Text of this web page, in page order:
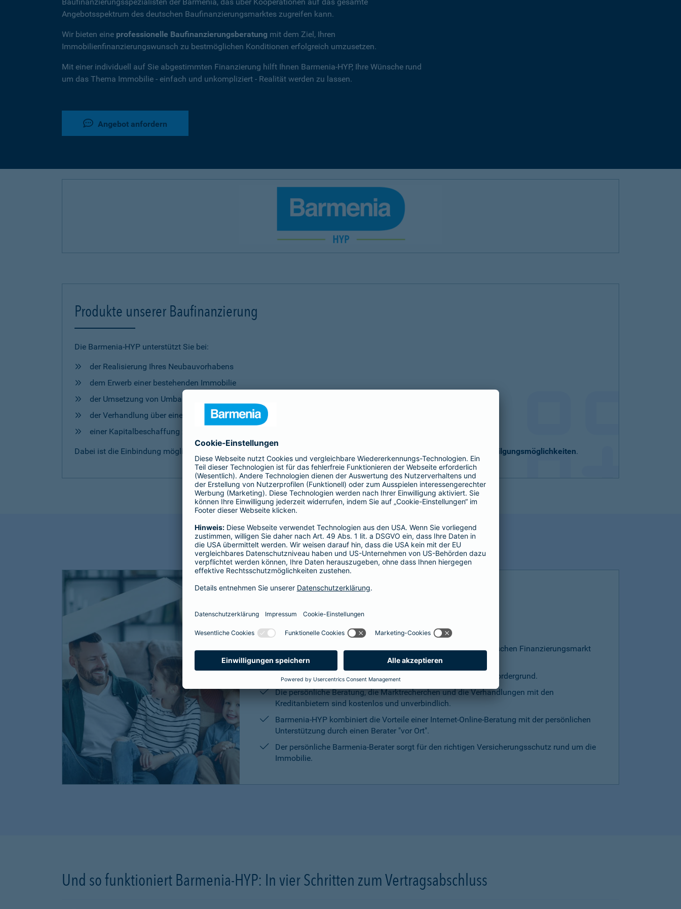
Angebotsspektrum des deutschen Baufinanzierungsmarktes zugreifen kann.
Wir bieten eine professionelle Baufinanzierungsberatung mit dem Ziel, Ihren
Immobilienfinanzierungswunsch zu bestmöglichen Konditionen erfolgreich umzusetzen.
Mit einer individuell auf Sie abgestimmten Finanzierung hilft Ihnen Barmenia-HYP, Ihre Wünsche rund
um das Thema Immobilie - einfach und unkompliziert - Realität werden zu lassen.
Angebot anfordern
Produkte unserer Baufinanzierung
Die Barmenia-HYP unterstützt Sie bei:
der Realisierung Ihres Neubauvorhabens
dem Erwerb einer bestehenden Immobilie
der Umsetzung von Umbau- und Modernisierungsmaßnahmen
der Verhandlung über eine Anschlussfinanzierung bei Ihrer Bank
einer Kapitalbeschaffung zur freien Verwendung
Dabei ist die Einbindung möglicher genauso selbstverständlich wie die Vereinbarung individueller Sondertilgungsmöglichkeiten.
Vorteile der Barmenia-HYP
Barmenia-HYP ist ungebunden.
Barmenia-HYP kann durch den Zugriff auf den gesamten deutschen Finanzierungsmarkt
flexibel auf Ihre Wünsche reagieren.
Die Machbarkeit der Finanzierung zum besten Preis steht im Vordergrund.
Die persönliche Beratung, die Marktrecherchen und die Verhandlungen mit den
Kreditanbietern sind kostenlos und unverbindlich.
Barmenia-HYP kombiniert die Vorteile einer Internet-Online-Beratung mit der persönlichen
Unterstützung durch einen Berater "vor Ort".
Der persönliche Barmenia-Berater sorgt für den richtigen Versicherungsschutz rund um die
Immobilie.
Und so funktioniert Barmenia-HYP: In vier Schritten zum Vertragsabschluss